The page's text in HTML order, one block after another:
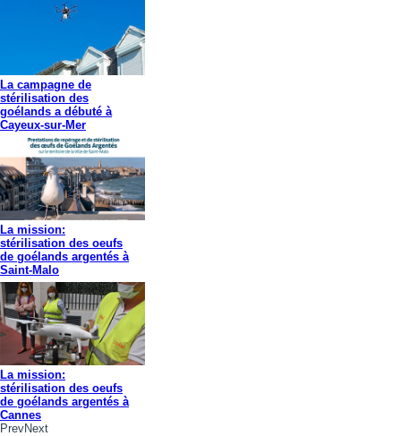
La campagne de
stérilisation des
goélands a débuté à
Cayeux-sur-Mer
La mission:
stérilisation des oeufs
de goélands argentés à
Saint-Malo
La mission:
stérilisation des oeufs
de goélands argentés à
Cannes
PrevNext